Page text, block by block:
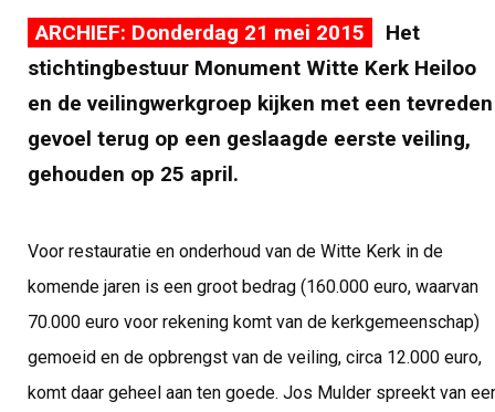
ARCHIEF: Donderdag 21 mei 2015
Het
stichtingbestuur Monument Witte Kerk Heiloo
en de veilingwerkgroep kijken met een tevreden
gevoel terug op een geslaagde eerste veiling,
gehouden op 25 april.
Voor restauratie en onderhoud van de Witte Kerk in de
komende jaren is een groot bedrag (160.000 euro, waarvan
70.000 euro voor rekening komt van de kerkgemeenschap)
gemoeid en de opbrengst van de veiling, circa 12.000 euro,
komt daar geheel aan ten goede. Jos Mulder spreekt van